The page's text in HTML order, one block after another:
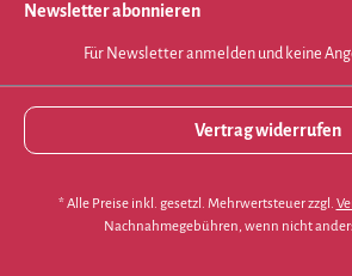
Newsletter abonnieren
Für Newsletter anmelden und keine
Vertrag widerrufen
* Alle Preise inkl. gesetzl. Mehrwertsteuer zzgl.
Nachnahmegebühren, wenn nicht